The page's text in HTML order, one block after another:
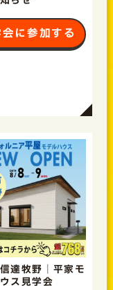
に参加する
達牧野｜平家モ
ス見学会